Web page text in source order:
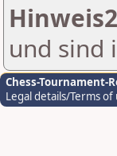
Hinweis2
und sind
Chess-Tournament-
Legal details/Terms of